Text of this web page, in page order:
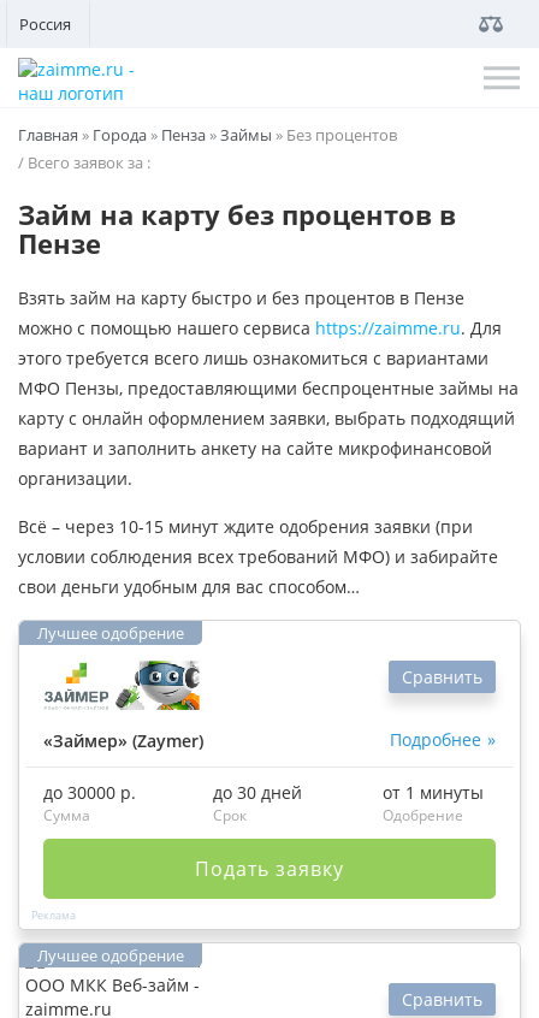
Россия
Главная » Города» Пенза»Займы » Без процентов
/ Всего заявок за :
Займ на карту без процентов в
Пензе
Взять займ на карту быстро и без процентов в Пензе
можно с помощью нашего сервиса https://zaimme.ru. Для
этого требуется всего лишь ознакомиться с вариантами
МФО Пензы, предоставляющими беспроцентные займы на
карту с онлайн оформлением заявки, выбрать подходящий
вариант и заполнить анкету на сайте микрофинансовой
организации.
Всё – через 10-15 минут ждите одобрения заявки (при
условии соблюдения всех требований МФО) и забирайте
свои деньги удобным для вас способом…
«Займер» (Zaymer) Подробнее
Сравнить
до 30000 р.
Сумма
до 30 дней
Срок
от 1 минуты
Одобрение
Подать заявку
Сравнить